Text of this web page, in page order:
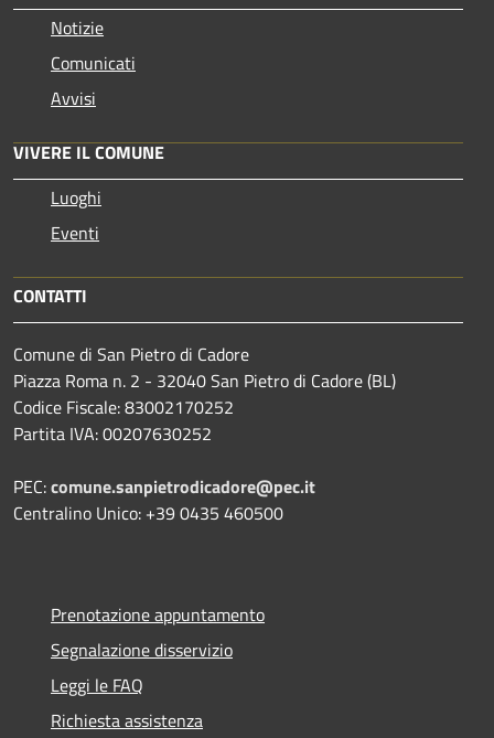
Notizie
Comunicati
Avvisi
VIVERE IL COMUNE
Luoghi
Eventi
CONTATTI
Comune di San Pietro di Cadore
Piazza Roma n. 2 - 32040 San Pietro di Cadore (BL)
Codice Fiscale: 83002170252
Partita IVA: 00207630252
PEC:comune.sanpietrodicadore@pec.it
Centralino Unico: +39 0435 460500
Prenotazione appuntamento
Segnalazione disservizio
Leggi le FAQ
Richiesta assistenza